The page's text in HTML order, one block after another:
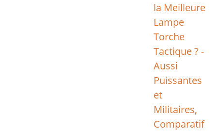
la Meilleure
Lampe
Torche
Tactique ? -
Aussi
Puissantes
et
Militaires,
Comparatif